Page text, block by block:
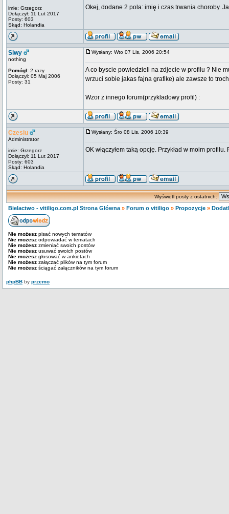
imie: Grzegorz
Dołączył: 11 Lut 2017
Posty: 603
Skąd: Holandia
Okej, dodane 2 pola: imię i czas trwania choroby.
Siwy
nothing
Pomógł: 2 razy
Dołączył: 05 Maj 2006
Posty: 31
Wysłany: Wto 07 Lis, 2006 20:54
A co byscie powiedzieli na zdjecie w profilu ? Nie
wrzuci sobie jakas fajna grafike) ale zawsze to
Wzor z innego forum(przykladowy profil) :
Czesiu
Administrator
imie: Grzegorz
Dołączył: 11 Lut 2017
Posty: 603
Skąd: Holandia
Wysłany: Śro 08 Lis, 2006 10:39
OK włączyłem taką opcję. Przykład w moim
Wyświetl posty z ostatnich:
Bielactwo - vitiligo.com.pl Strona Główna » Forum o vitiligo » Propozycje »
Nie możesz pisać nowych tematów
Nie możesz odpowiadać w tematach
Nie możesz zmieniać swoich postów
Nie możesz usuwać swoich postów
Nie możesz głosować w ankietach
Nie możesz załączać plików na tym forum
Nie możesz ściągać załączników na tym forum
phpBB by przemo